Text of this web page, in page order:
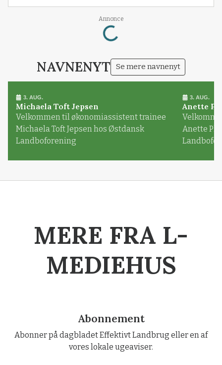
Annonce
Loading...
NAVNENYT Se mere navnenyt
3. AUG.
Michaela Toft Jepsen
Velkommen til økonomiassistent trainee
Michaela Toft Jepsen hos Østdansk
Landboforening
3. AUG.
Anette
Anette
MERE FRA L-
MEDIEHUS
Abonnement
Abonner på dagbladet Effektivt Landbrug eller en af
vores lokale ugeaviser.